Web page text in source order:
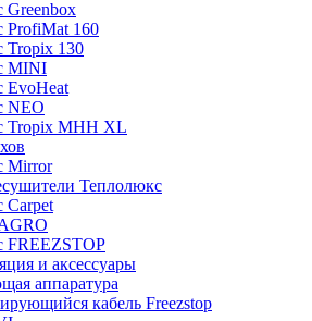
Greenbox
ProfiMat 160
Tropix 130
MINI
EvoHeat
NEO
Tropix МНН XL
Mirror
Теплолюкс
Carpet
FREEZSTOP
и аксессуары
аппаратура
кабель Freezstop